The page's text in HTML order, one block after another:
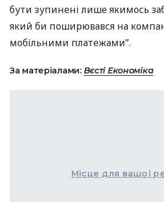
бути зупинені лише якимось
який би поширювався на
мобільними платежами”.
За матеріалами: Вєсті Економіка
Місце для вашої